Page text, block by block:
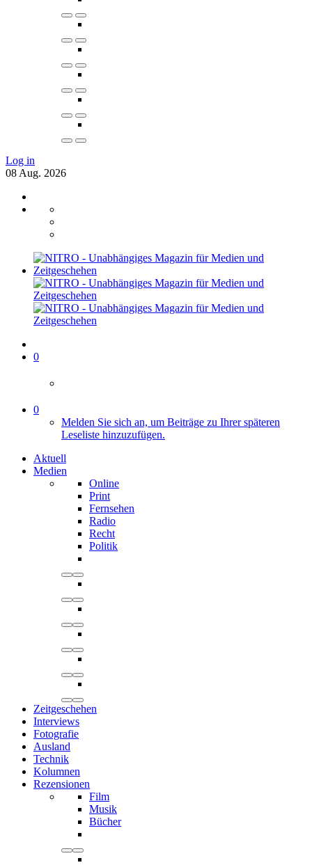
Log in
08 Aug. 2026
0
0
Melden Sie sich an, um Beiträge zu Ihrer späteren
Leseliste hinzuzufügen.
Aktuell
Medien
Online
Print
Fernsehen
Radio
Recht
Politik
Zeitgeschehen
Interviews
Fotografie
Ausland
Technik
Kolumnen
Rezensionen
Film
Musik
Bücher